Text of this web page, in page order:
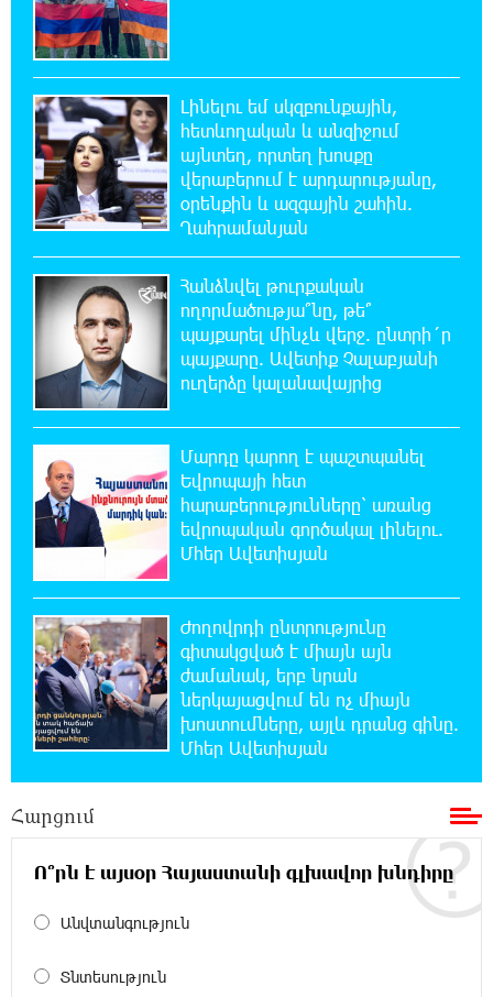
22:36:21 5-08-2026
Իրանն ու Օմանը համաձայնեցրել են
Հորմուզի նեղուցով նոր երթուղու
կոորդինատները
22:35:49 5-08-2026
Կարենիսի Առաքելոց վանք, 5-րդ դար.
պաշտպանենք մեր եկեղեցին․ Մենուա
22:26:38 5-08-2026
Tete A Tete նախագծի շրջանակներում
Նարեկ Կարապետյանը հարցազրույց է տվել
Մհեր Բաղդասարյանին
Կեղծ էջով քաղաքացիներին առաջարկվում
է մասնակցել խաղարկության․ զգուշացում
21:59:34 5-08-2026
Հարավային Լիբանանում պայթյունի
իսրայելցի զինծառայող
21:39:45 5-08-2026
Բախվել են «Jeep»-ն ու «Ford»-ը. կա 4
վիրավոր
ԱՄՆ-ը հանել է Իրանի ԻՀՊԿ-ին առնչվող
ավիաընկերության նկատմամբ պատժամիջոցները
Լինելու եմ սկզբունքային,
հետևողական և անզիջում
այնտեղ, որտեղ խոսքը
վերաբերում է արդարությանը,
օրենքին և ազգային շահին.
Ղահրամանյան
Հանձնվել թուրքական
ողորմածությա՞նը, թե՞
պայքարել մինչև վերջ. ընտրի´ր
պայքարը. Ավետիք Չալաբյանի
ուղերձը կալանավայրից
Մարդը կարող է պաշտպանել
Եվրոպայի հետ
հարաբերությունները՝ առանց
եվրոպական գործակալ լինելու.
Մհեր Ավետիսյան
Ժողովրդի ընտրությունը
գիտակցված է միայն այն
ժամանակ, երբ նրան
ներկայացվում են ոչ միայն
խոստումները, այլև դրանց գինը.
Մհեր Ավետիսյան
Հարցում
Ո՞րն է այսօր Հայաստանի գլխավոր խնդիրը
Անվտանգություն
Տնտեսություն